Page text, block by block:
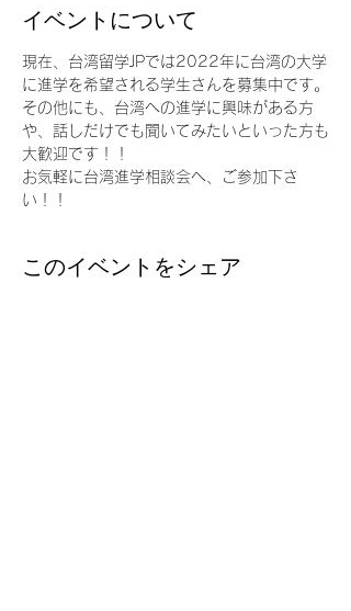
イベントについて
現在、台湾留学JPでは2022年に台湾の大学
に進学を希望される学生さんを募集中です。
その他にも、台湾への進学に興味がある方
や、話しだけでも聞いてみたいといった方も
大歓迎です！！
お気軽に台湾進学相談会へ、ご参加下さ
い！！
このイベントをシェア